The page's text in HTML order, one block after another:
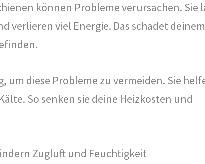
können Probleme verursachen. Sie
verlieren viel Energie. Das schadet deinem
um diese Probleme zu vermeiden. Sie
So senken sie deine Heizkosten und
Zugluft und Feuchtigkeit